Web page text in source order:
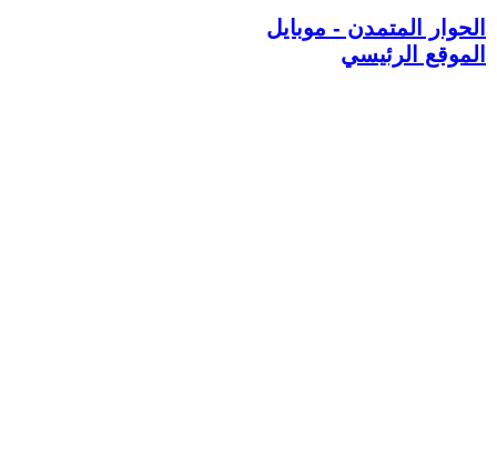
الحوار المتمدن - موبايل
الموقع الرئيسي